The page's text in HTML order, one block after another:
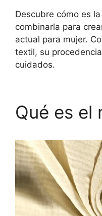
Descubre cómo es
combinarla para
actual para mujer.
textil, su
cuidados.
Qué es el